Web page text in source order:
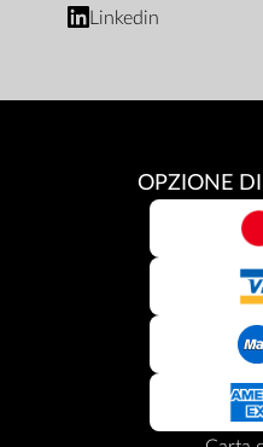
Linkedin
OPZIONE